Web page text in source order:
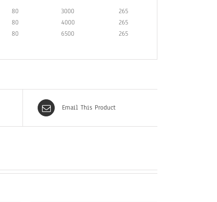
80 3000 265
80 4000 265
80 6500 265
Email This Product